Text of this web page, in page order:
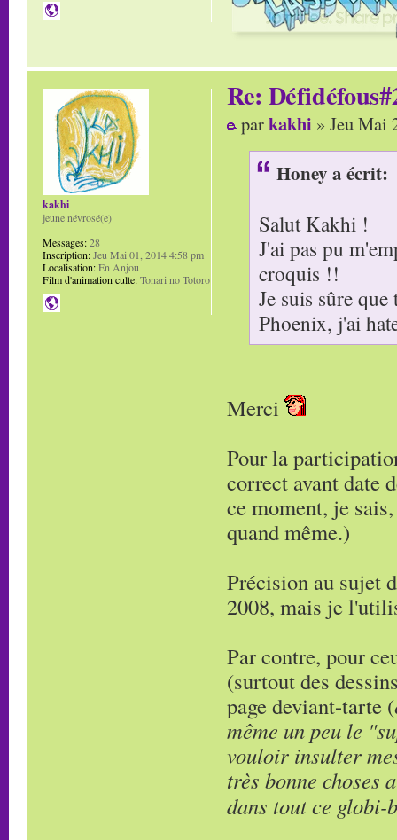
Re:
parkakhi » Jeu Mai
Honey a écrit:
Salut Kakhi !
J'ai pas pu
croquis !!
Je suis sûre
Phoenix, j'ai
Merci
Pour la
correct avant date
ce moment, je
quand même.)
Précision au sujet
2008, mais je
Par contre, pour
(surtout des
page deviant-tarte (
même un peu le
vouloir insulter
très bonne choses
dans tout ce globi-
kakhi
jeune névrosé(e)
Messages:28
Inscription:Jeu Mai 01, 2014 4:58 pm
Localisation:En Anjou
Film d'animation culte:Tonari no Totoro